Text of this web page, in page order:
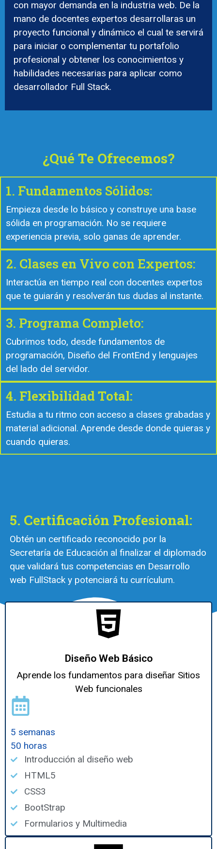
con mayor demanda en la industria web. De la
mano de docentes expertos desarrollaras un
proyecto funcional y dinámico el cual te servirá
para iniciar o complementar tu portafolio
profesional y obtener los conocimientos y
habilidades necesarias para aplicar como
desarrollador Full Stack.
¿Qué Te Ofrecemos?
1. Fundamentos Sólidos:
Empieza desde lo básico y construye una base
sólida en programación. No se requiere
experiencia previa, solo ganas de aprender.
2. Clases en Vivo con Expertos:
Interactúa en tiempo real con docentes expertos
que te guiarán y resolverán tus dudas al instante.
3. Programa Completo:
Cubrimos todo, desde fundamentos de
programación, Diseño del FrontEnd y lenguajes
del lado del servidor.
4. Flexibilidad Total:
Estudia a tu ritmo con acceso a clases grabadas y
material adicional. Aprende desde donde quieras y
cuando quieras.
5. Certificación Profesional:
Obtén un certificado reconocido por la
Secretaría de Educación al finalizar el diplomado
que validará tus competencias en Desarrollo
web FullStack y potenciará tu currículum.
Diseño Web Básico
Aprende los fundamentos para diseñar Sitios
Web funcionales
5 semanas
50 horas
Introducción al diseño web
HTML5
CSS3
BootStrap
Formularios y Multimedia